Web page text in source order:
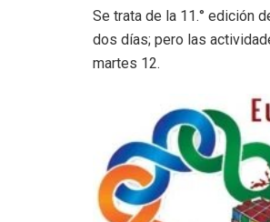
Se trata de la 11.° edición
dos días; pero las
martes 12.